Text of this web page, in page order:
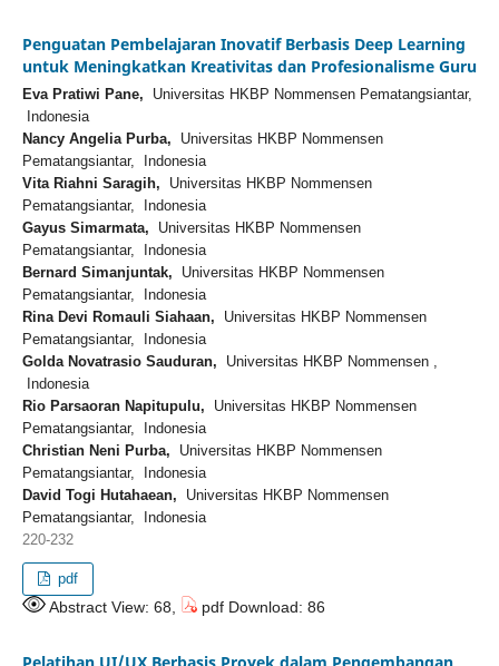
Penguatan Pembelajaran Inovatif Berbasis Deep Learning
untuk Meningkatkan Kreativitas dan Profesionalisme Guru
Eva Pratiwi Pane, Universitas HKBP Nommensen Pematangsiantar,
Indonesia
Nancy Angelia Purba, Universitas HKBP Nommensen
Pematangsiantar, Indonesia
Vita Riahni Saragih, Universitas HKBP Nommensen
Pematangsiantar, Indonesia
Gayus Simarmata, Universitas HKBP Nommensen
Pematangsiantar, Indonesia
Bernard Simanjuntak, Universitas HKBP Nommensen
Pematangsiantar, Indonesia
Rina Devi Romauli Siahaan, Universitas HKBP Nommensen
Pematangsiantar, Indonesia
Golda Novatrasio Sauduran, Universitas HKBP Nommensen ,
Indonesia
Rio Parsaoran Napitupulu, Universitas HKBP Nommensen
Pematangsiantar, Indonesia
Christian Neni Purba, Universitas HKBP Nommensen
Pematangsiantar, Indonesia
David Togi Hutahaean, Universitas HKBP Nommensen
Pematangsiantar, Indonesia
220-232
pdf
Abstract View: 68, pdf Download: 86